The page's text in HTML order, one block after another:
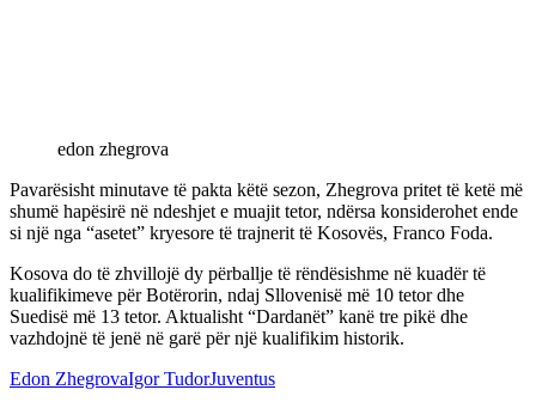
edon zhegrova
Pavarësisht minutave të pakta këtë sezon, Zhegrova pritet të ketë më
shumë hapësirë në ndeshjet e muajit tetor, ndërsa konsiderohet ende
si një nga “asetet” kryesore të trajnerit të Kosovës, Franco Foda.
Kosova do të zhvillojë dy përballje të rëndësishme në kuadër të
kualifikimeve për Botërorin, ndaj Sllovenisë më 10 tetor dhe
Suedisë më 13 tetor. Aktualisht “Dardanët” kanë tre pikë dhe
vazhdojnë të jenë në garë për një kualifikim historik.
Edon ZhegrovaIgor TudorJuventus